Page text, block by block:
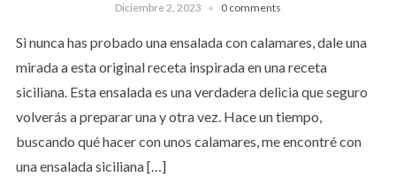
Diciembre 2, 2023 0 comments
Si nunca has probado una ensalada con calamares, dale una
mirada a esta original receta inspirada en una receta
siciliana. Esta ensalada es una verdadera delicia que seguro
volverás a preparar una y otra vez. Hace un tiempo,
buscando qué hacer con unos calamares, me encontré con
una ensalada siciliana […]